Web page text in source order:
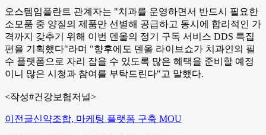
오스템임플란트 관계자는 "치과를 운영하면서 반드시 필요한
소모품 중 양질의 제품만 선별해 공급하고 동시에 합리적인 가
격까지 갖추기 위해 이번 덴올의 정기 구독 서비스 DDS 특집
편을 기획했다"라며 "향후에도 덴올 라이브쇼가 치과인의 필
수 플랫폼으로 자리 잡을 수 있도록 많은 혜택을 준비할 예정
이니 많은 시청과 참여를 부탁드린다"고 말했다.
<작성#건강보험저널>
이전글신약조합, 마케팅 플랫폼 구축 MOU